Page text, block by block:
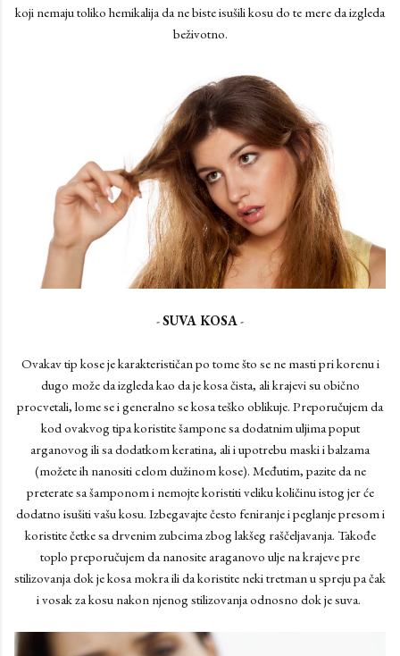
koji nemaju toliko hemikalija da ne biste isušili kosu do te mere da izgleda
beživotno.
-SUVA KOSA-
Ovakav tip kose je karakterističan po tome što se ne masti pri korenu i
dugo može da izgleda kao da je kosa čista, ali krajevi su obično
procvetali, lome se i generalno se kosa teško oblikuje. Preporučujem da
kod ovakvog tipa koristite šampone sa dodatnim uljima poput
arganovog ili sa dodatkom keratina, ali i upotrebu maski i balzama
(možete ih nanositi celom dužinom kose). Međutim, pazite da ne
preterate sa šamponom i nemojte koristiti veliku količinu istog jer će
dodatno isušiti vašu kosu. Izbegavajte često feniranje i peglanje presom i
koristite četke sa drvenim zubcima zbog lakšeg raščeljavanja. Takođe
toplo preporučujem da nanosite araganovo ulje na krajeve pre
stilizovanja dok je kosa mokra ili da koristite neki tretman u spreju pa čak
i vosak za kosu nakon njenog stilizovanja odnosno dok je suva.